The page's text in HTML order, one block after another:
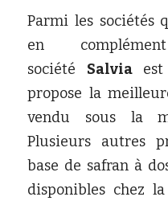
Parmi les sociétés
en
société
Salvia
propose la
vendu sous la
Plusieurs autres
base de safran à
disponibles chez